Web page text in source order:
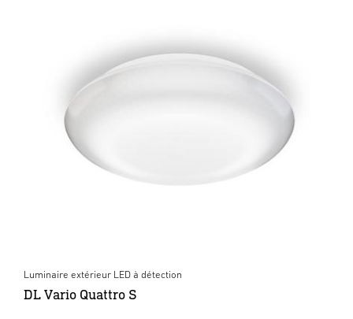
Luminaire extérieur LED à détection
DL Vario Quattro S